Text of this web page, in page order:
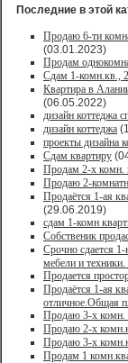
Последние в этой
Продаю 6-ти
(03.01.2023)
Продам
Сдам 1-комн.кв.,
Квартира в
(06.05.2022)
дизайн коттеджа
дизайн коттеджа
проекты дизайна
Сдам квартиру
Продам 2-х комн.
Продаю 2-
Продаётся 1-ая
(29.06.2019)
сдам 1-комн
Собственик
Срочно сдается
мебели и техники.
Продается
Продаётся 1-ая
отличное.Общая
Продаю 3-х комн.
Продаю 2-х
Продаю 3-х
Продам 1